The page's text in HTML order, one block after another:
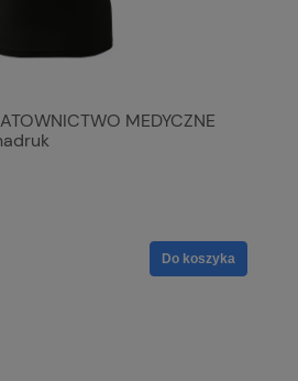
MEDYCZNE
Do koszyka